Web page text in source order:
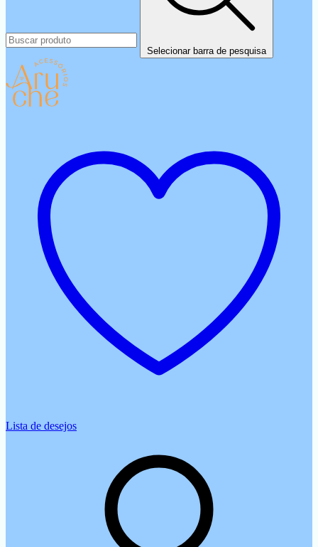
Selecionar barra de pesquisa
Lista de desejos